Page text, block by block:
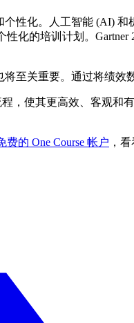
性化。人工智能 (AI)
化的培训计划。
至关重要。通过将绩
，使其更高效、客观
费的 One Course 帐户 ，